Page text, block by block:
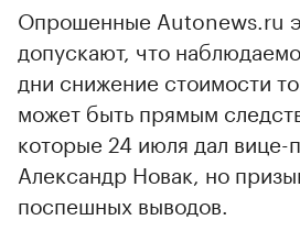
Опрошенные Autonews.ru
допускают, что
дни снижение стоимости
может быть прямым
которые 24 июля дал вице-
Александр Новак, но
поспешных выводов.